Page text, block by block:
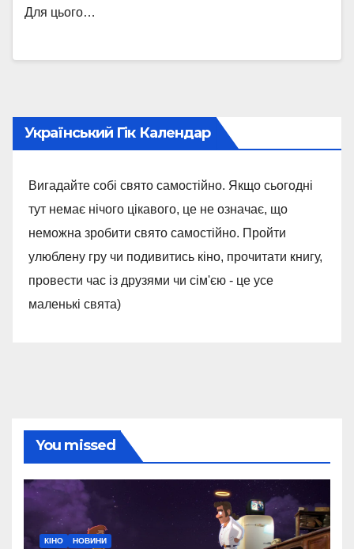
Для цього…
Український Гік Календар
Вигадайте собі свято самостійно. Якщо сьогодні
тут немає нічого цікавого, це не означає, що
неможна зробити свято самостійно. Пройти
улюблену гру чи подивитись кіно, прочитати книгу,
провести час із друзями чи сім'єю - це усе
маленькі свята)
You missed
КІНО НОВИНИ